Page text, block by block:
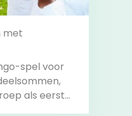
met
spel voor
als eerste